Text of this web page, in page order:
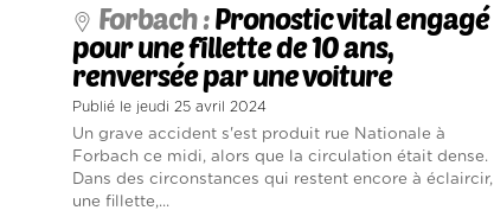
Forbach :Pronostic vital engagé
pour une fillette de 10 ans,
renversée par une voiture
Publié le jeudi 25 avril 2024
Un grave accident s'est produit rue Nationale à
Forbach ce midi, alors que la circulation était dense.
Dans des circonstances qui restent encore à éclaircir,
une fillette,...